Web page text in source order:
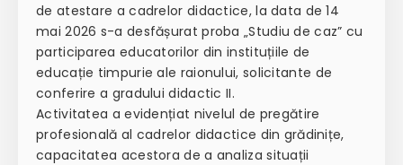
de atestare a cadrelor didactice, la data de 14
mai 2026 s-a desfășurat proba „Studiu de caz” cu
participarea educatorilor din instituțiile de
educație timpurie ale raionului, solicitante de
conferire a gradului didactic II.
Activitatea a evidențiat nivelul de pregătire
profesională al cadrelor didactice din grădinițe,
capacitatea acestora de a analiza situații